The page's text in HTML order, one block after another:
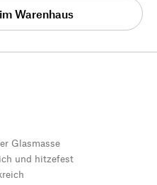
Warenhaus
Glasmasse
und hitzefest